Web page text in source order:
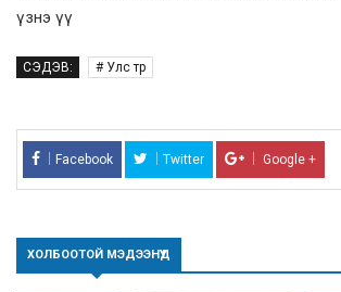
үзнэ үү
СЭДЭВ: # Улс төр
Facebook Twitter Google +
ХОЛБООТОЙ МЭДЭЭНҮҮД